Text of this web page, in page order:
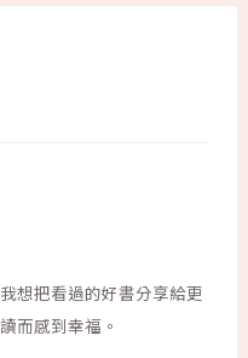
想把看過的好書分享給更
而感到幸福。